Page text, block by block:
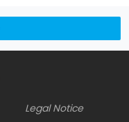
Legal Notice